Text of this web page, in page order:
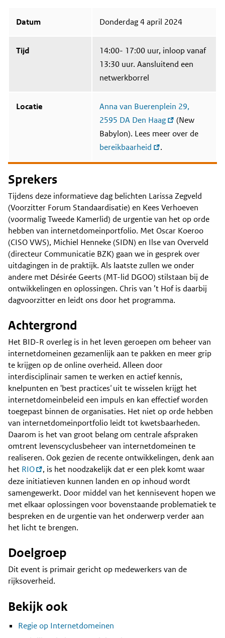
Datum Donderdag 4 april 2024
Tijd
14:00- 17:00 uur, inloop vanaf
13:30 uur. Aansluitend een
netwerkborrel
Locatie
Anna van Buerenplein 29,
2595 DA Den Haag
(New
Babylon). Lees meer over de
bereikbaarheid
.
Sprekers
Tijdens deze informatieve dag belichten Larissa Zegveld
(Voorzitter Forum Standaardisatie) en Kees Verhoeven
(voormalig Tweede Kamerlid) de urgentie van het op orde
hebben van internetdomeinportfolio. Met Oscar Koeroo
(CISO VWS), Michiel Henneke (SIDN) en Ilse van Overveld
(directeur Communicatie BZK) gaan we in gesprek over
uitdagingen in de praktijk. Als laatste zullen we onder
andere met Désirée Geerts (MT-lid DGOO) stilstaan bij de
ontwikkelingen en oplossingen. Chris van ’t Hof is daarbij
dagvoorzitter en leidt ons door het programma.
Achtergrond
Het BID-R overleg is in het leven geroepen om beheer van
internetdomeinen gezamenlijk aan te pakken en meer grip
te krijgen op de online overheid. Alleen door
interdisciplinair samen te werken en actief kennis,
knelpunten en 'best practices'uit te wisselen krijgt het
internetdomeinbeleid een impuls en kan effectief worden
toegepast binnen de organisaties. Het niet op orde hebben
van internetdomeinportfolio leidt tot kwetsbaarheden.
Daarom is het van groot belang om centrale afspraken
omtrent levenscyclusbeheer van internetdomeinen te
realiseren. Ook gezien de recente ontwikkelingen, denk aan
het RIO
, is het noodzakelijk dat er een plek komt waar
deze initiatieven kunnen landen en op inhoud wordt
samengewerkt. Door middel van het kennisevent hopen we
met elkaar oplossingen voor bovenstaande problematiek te
bespreken en de urgentie van het onderwerp verder aan
het licht te brengen.
Doelgroep
Dit event is primair gericht op medewerkers van de
rijksoverheid.
Bekijk ook
Regie op Internetdomeinen